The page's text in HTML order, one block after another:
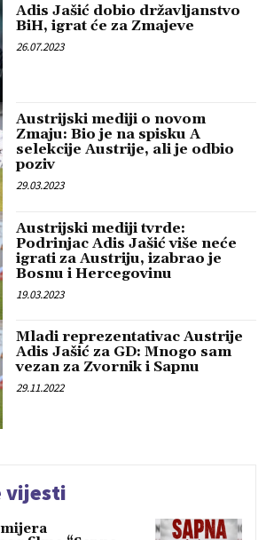
Adis Jašić dobio državljanstvo
BiH, igrat će za Zmajeve
26.07.2023
Austrijski mediji o novom
Zmaju: Bio je na spisku A
selekcije Austrije, ali je odbio
poziv
29.03.2023
Austrijski mediji tvrde:
Podrinjac Adis Jašić više neće
igrati za Austriju, izabrao je
Bosnu i Hercegovinu
19.03.2023
Mladi reprezentativac Austrije
Adis Jašić za GD: Mnogo sam
vezan za Zvornik i Sapnu
29.11.2022
vijesti